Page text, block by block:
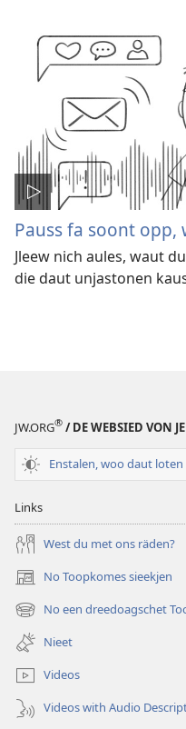
Pauss fa soont
Jleew nich aules, waut
die daut unjastonen
JW.ORG® / DE WEBSIED VON
Enstalen, woo daut loten
Links
West du met ons räden?
No Toopkomes sieekjen
(opens
new
window)
No een dreedoagschet
(opens
new
window)
Nieet
Videos
Videos with Audio